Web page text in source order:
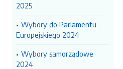
2025
Wybory do Parlamentu
Europejskiego 2024
Wybory samorządowe
2024